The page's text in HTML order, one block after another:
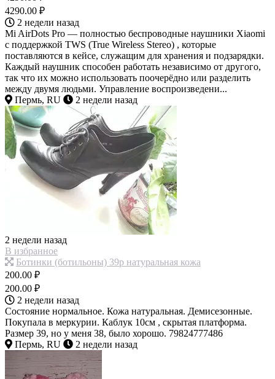
4290.00 ₽
2 недели назад
Mi AirDots Pro — полностью беспроводные наушники Xiaomi
с поддержкой TWS (True Wireless Stereo) , которые
поставляются в кейсе, служащим для хранения и подзарядки.
Каждый наушник способен работать независимо от другого,
так что их можно использовать поочерёдно или разделить
между двумя людьми. Управление воспроизведени...
Пермь, RU
2 недели назад
2 недели назад
В избранное
Ботинки (ботильоны) 39р натуральная кожа
200.00 ₽
200.00 ₽
2 недели назад
Состояние нормальное. Кожа натуральная. Демисезонные.
Покупала в меркурии. Каблук 10см , скрытая платформа.
Размер 39, но у меня 38, было хорошо. 79824777486
Пермь, RU
2 недели назад